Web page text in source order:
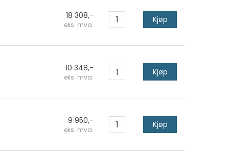
18 308,-
eks. mva. Kjøp
10 348,-
eks. mva. Kjøp
9 950,-
eks. mva. Kjøp